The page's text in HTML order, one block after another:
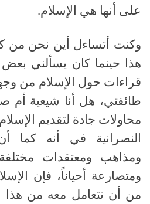
على أنها هي الإسلام.
وكنت أتساءل أين نحن من
هذا حينما كان يسألني
قراءات حول الإسلام من
طائفتي، هل أنا شيعية أم
محاولات جادة لتقديم
النصرانية في أنه كما
ومذاهب ومعتقدات مختلفة
ومتصارعة أحياناً، فإن
من أن نتعامل معه من هذا